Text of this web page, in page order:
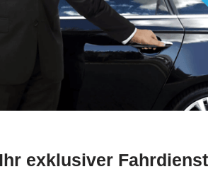
Ihr exklusiver